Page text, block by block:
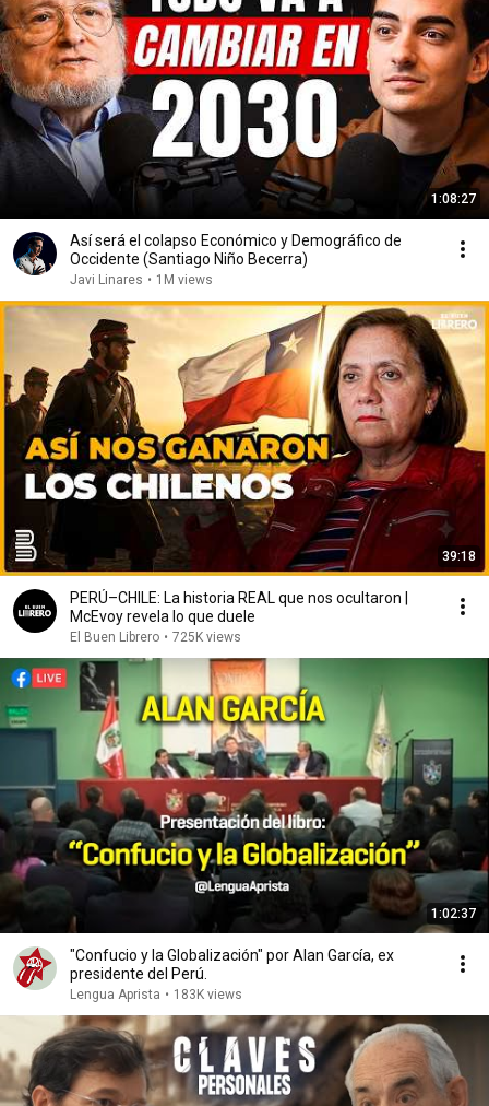
1:08:27
Así será el colapso Económico y Demográfico de
Occidente (Santiago Niño Becerra)
Javi Linares • 1M views
39:18
PERÚ–CHILE: La historia REAL que nos ocultaron |
McEvoy revela lo que duele
El Buen Librero • 725K views
1:02:37
"Confucio y la Globalización" por Alan García, ex
presidente del Perú.
Lengua Aprista • 183K views